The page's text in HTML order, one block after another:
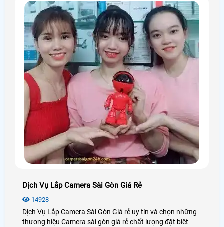
Dịch Vụ Lắp Camera Sài Gòn Giá Rẻ
14928
Dịch Vụ Lắp Camera Sài Gòn Giá rẻ uy tín và chọn những
thương hiệu Camera sài gòn giá rẻ chất lượng đặt biêt